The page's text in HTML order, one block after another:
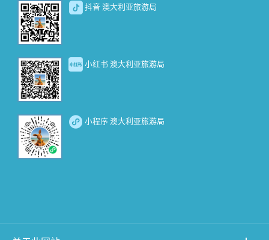
抖音 澳大利亚旅游局
小红书 澳大利亚旅游局
小程序 澳大利亚旅游局